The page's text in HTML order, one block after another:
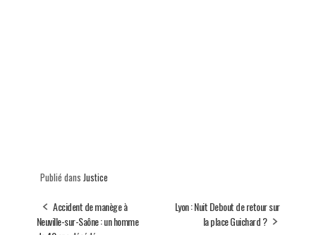
Publié dans Justice
Accident de manège à
Neuville-sur-Saône : un homme
Lyon : Nuit Debout de retour sur
la place Guichard ?